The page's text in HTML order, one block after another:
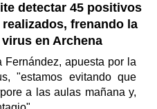
detectar 45 positivos
frenando la
en Archena
Fernández, apuesta por la
"estamos evitando que
a las aulas mañana y,